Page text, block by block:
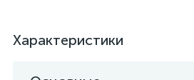
Характеристики